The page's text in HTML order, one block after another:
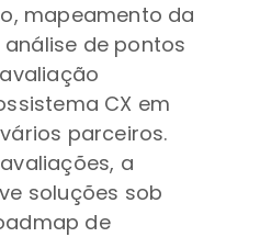
mapeamento da
de pontos
CX em
parceiros.
a
soluções sob
de